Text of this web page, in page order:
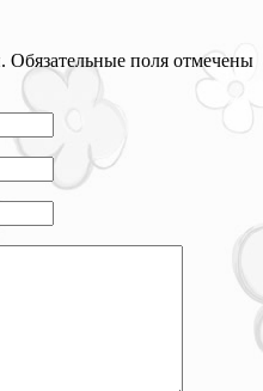
Обязательные поля отмечены